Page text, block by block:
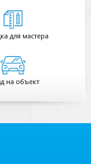
для мастера
на объект